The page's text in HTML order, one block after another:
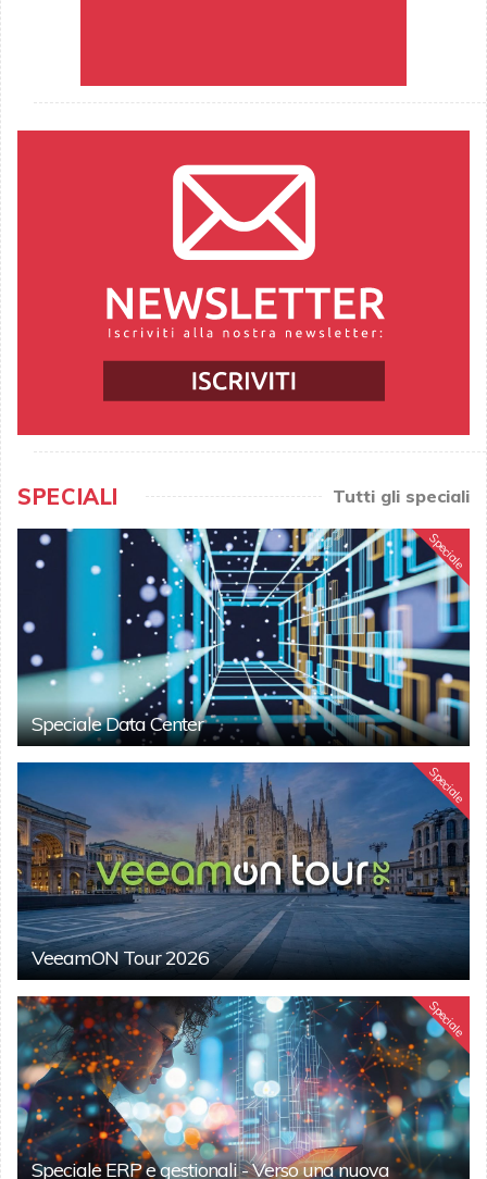
SPECIALI Tutti gli speciali
Speciale
Speciale Data Center
Speciale
VeeamON Tour 2026
Speciale
Speciale ERP e gestionali - Verso una nuova